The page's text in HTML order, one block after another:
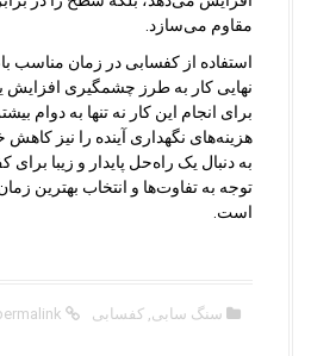
مقاوم می‌سازد.
استفاده از کفسابی در زمان
نهایی کار به طرز چشمگیری افزایش
برای انجام این کار نه تنها به دوام
هزینه‌های نگهداری آینده را نیز کاهش
به دنبال یک راه‌حل پایدار و زیبا
توجه به تفاوت‌ها و انتخاب بهترین
است.
سنگ سابی کفسابی